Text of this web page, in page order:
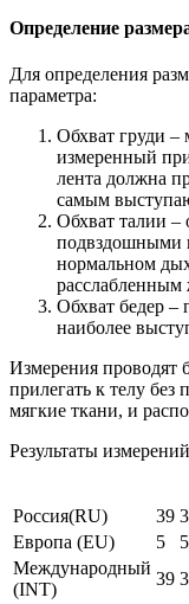
Определение
Для определения
параметра:
Обхват груди –
измеренный
лента должна
самым
Обхват талии –
подвздошными
нормальном
расслабленным
Обхват бедер –
наиболее
Измерения проводят
прилегать к телу
мягкие ткани, и
Результаты
Россия(RU) 39
Европа (EU)
5
Международный
(INT)
39